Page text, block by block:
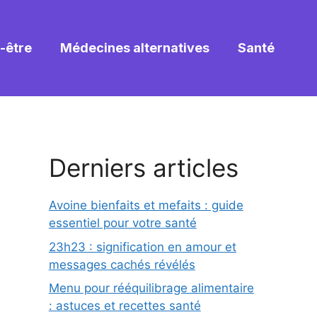
être Médecines alternatives Santé
Derniers articles
Avoine bienfaits et mefaits : guide
essentiel pour votre santé
23h23 : signification en amour et
messages cachés révélés
Menu pour rééquilibrage alimentaire
: astuces et recettes santé